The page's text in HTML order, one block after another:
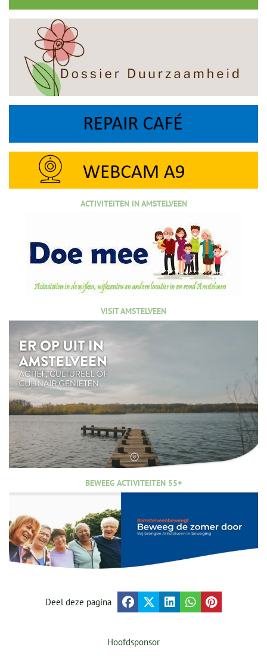
ACTIVITEITEN IN AMSTELVEEN
VISIT AMSTELVEEN
BEWEEG ACTIVITEITEN 55+
Deel deze pagina
Hoofdsponsor